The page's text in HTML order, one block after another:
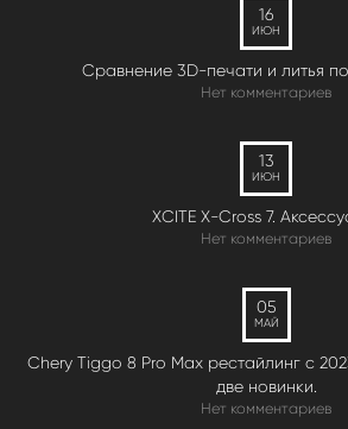
16
ИЮН
Сравнение 3D-печати и литья
Нет комментариев
13
ИЮН
XCITE X-Cross 7.
Нет комментариев
05
МАЙ
Chery Tiggo 8 Pro Max рестайлинг с
две новинки.
Нет комментариев